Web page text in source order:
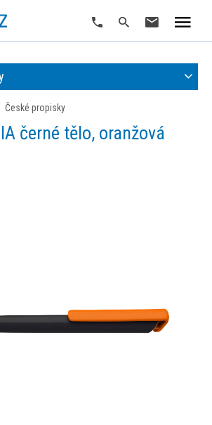
české propisky
černé tělo, oranžová